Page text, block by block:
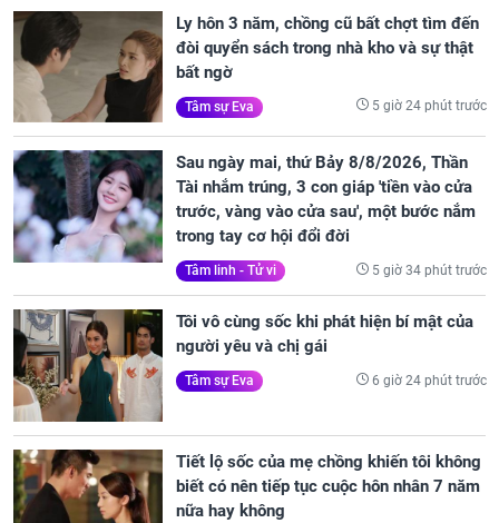
Ly hôn 3 năm, chồng cũ bất chợt tìm đến
đòi quyển sách trong nhà kho và sự thật
bất ngờ
Tâm sự Eva 5 giờ 24 phút trước
Sau ngày mai, thứ Bảy 8/8/2026, Thần
Tài nhắm trúng, 3 con giáp 'tiền vào cửa
trước, vàng vào cửa sau', một bước nắm
trong tay cơ hội đổi đời
Tâm linh - Tử vi 5 giờ 34 phút trước
Tôi vô cùng sốc khi phát hiện bí mật của
người yêu và chị gái
Tâm sự Eva 6 giờ 24 phút trước
Tiết lộ sốc của mẹ chồng khiến tôi không
biết có nên tiếp tục cuộc hôn nhân 7 năm
nữa hay không